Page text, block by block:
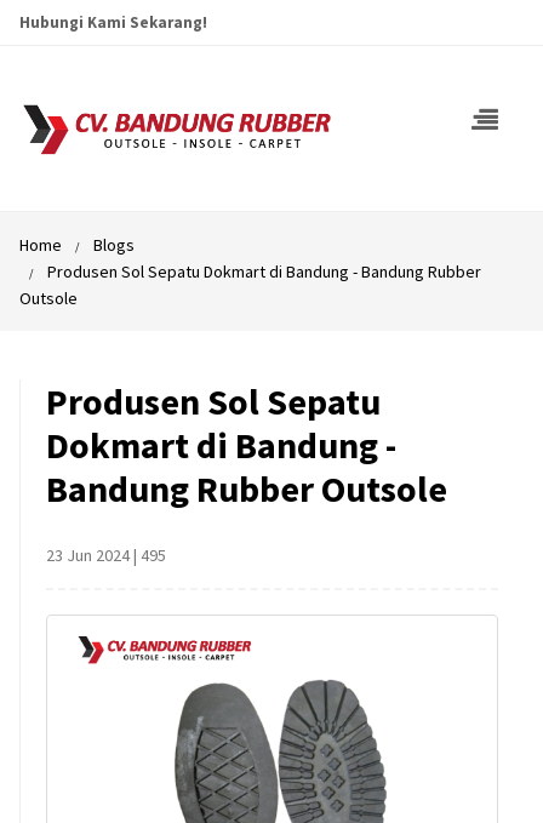
Hubungi Kami Sekarang!
Home
Blogs
Produsen Sol Sepatu Dokmart di Bandung - Bandung Rubber
Outsole
Produsen Sol Sepatu
Dokmart di Bandung -
Bandung Rubber Outsole
23 Jun 2024| 495